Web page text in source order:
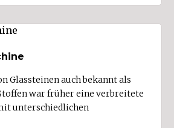
Glassteinen auch bekannt als
war früher eine verbreitete
unterschiedlichen